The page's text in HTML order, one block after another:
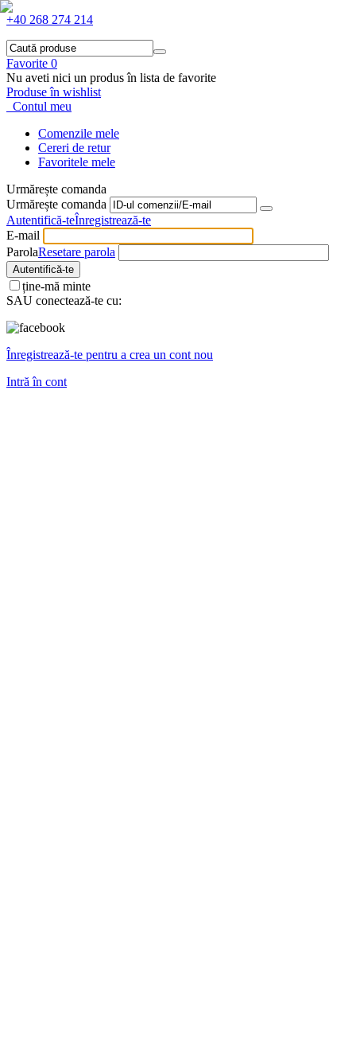
+40 268 274 214
Favorite 0
Nu aveti nici un produs în lista de favorite
Produse în wishlist
Contul meu
Comenzile mele
Cereri de retur
Favoritele mele
Urmărește comanda
Urmărește comanda
Autentifică-teÎnregistrează-te
E-mail
ParolaResetare parola
Autentifică-te
ține-mă minte
SAU conectează-te cu:
Înregistrează-te pentru a crea un cont nou
Intră în cont